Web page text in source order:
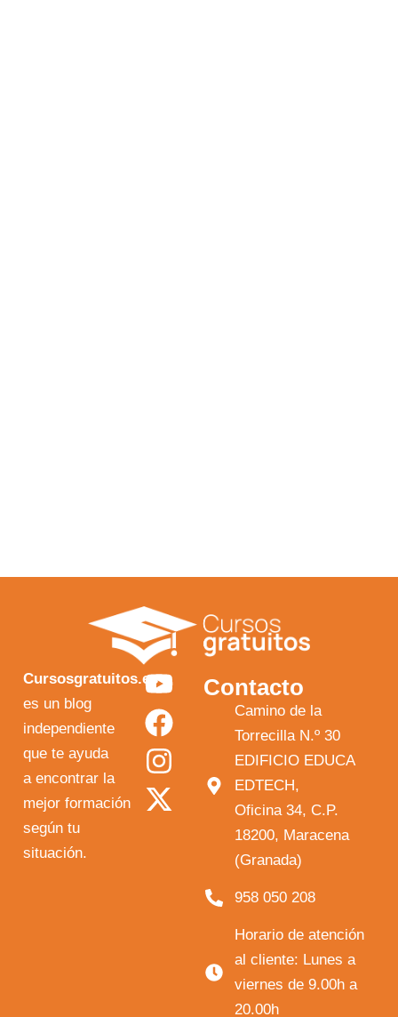
Cursosgratuitos.es
es un blog
independiente
que te ayuda
a encontrar la
mejor formación
según tu
situación.
Y
o
u
t
u
F
a
c
e
b
I
n
s
t
a
X
-
t
w
i
Contacto
Camino de la
Torrecilla N.º 30
EDIFICIO EDUCA
EDTECH,
Oficina 34, C.P.
18200, Maracena
(Granada)
958 050 208
Horario de atención
al cliente: Lunes a
viernes de 9.00h a
20.00h